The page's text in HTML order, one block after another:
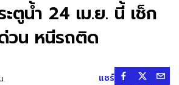
ตูน้ำ 24 เม.ย. นี้ เช็ก
วน หนีรถติด
. แชร์